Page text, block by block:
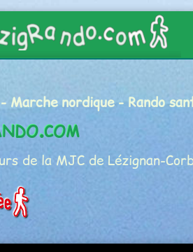
Catalogue des articles
hebdomadaires
animations du Club
Les Estivades
- Marche nordique - Rando
de la MJC de Lézignan-